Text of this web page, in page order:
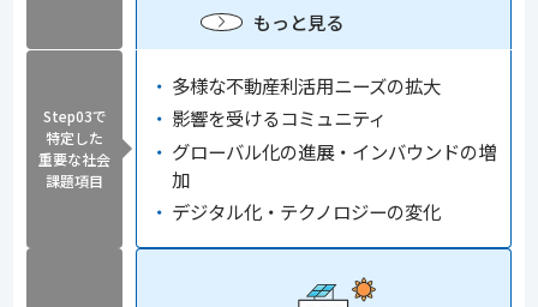
もっと見る
Step03で
特定した
重要な社会
課題項目
多様な不動産利活用ニーズの拡大
影響を受けるコミュニティ
グローバル化の進展・インバウンドの増
加
デジタル化・テクノロジーの変化